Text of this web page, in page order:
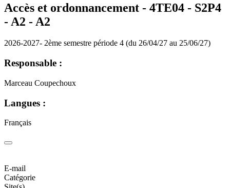
Accès et ordonnancement - 4TE04 - S2P4
- A2 - A2
2026-2027- 2ème semestre période 4 (du 26/04/27 au 25/06/27)
Responsable :
Marceau Coupechoux
Langues :
Français
E-mail
Catégorie